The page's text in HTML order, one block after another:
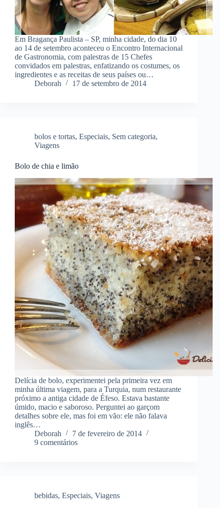
Em Bragança Paulista – SP, minha cidade, do dia 10
ao 14 de setembro aconteceu o Encontro Internacional
de Gastronomia, com palestras de 15 Chefes
convidados em palestras, enfatizando os costumes, os
ingredientes e as receitas de seus países ou…
Deborah
17 de setembro de 2014
bolos e tortas, Especiais, Sem categoria,
Viagens
Bolo de chia e limão
Delícia de bolo, experimentei pela primeira vez em
minha última viagem, para a Turquia, num restaurante
próximo a antiga cidade de Éfeso. Estava bastante
úmido, macio e saboroso. Perguntei ao garçom
detalhes sobre ele, mas foi em vão: ele não falava
inglês…
Deborah
7 de fevereiro de 2014
9 comentários
bebidas, Especiais, Viagens